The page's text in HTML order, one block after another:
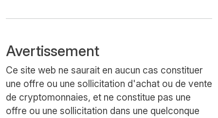
Avertissement
Ce site web ne saurait en aucun cas constituer
une offre ou une sollicitation d'achat ou de vente
de cryptomonnaies, et ne constitue pas une
offre ou une sollicitation dans une quelconque